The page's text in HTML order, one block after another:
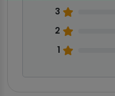
3
2
1